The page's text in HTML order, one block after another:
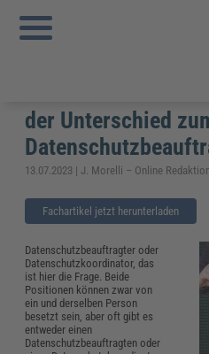
Sie sind hier:
Datenschutzkoordinator im Unternehmen
Unterschied zum Datenschutzbeauftragten
Unternehmen –
der Unterschied
13.07.2023 | J. Morelli – Online
Fachartikel jetzt herunterladen
Datenschutzbeauftragter oder
Datenschutzkoordinator, das
ist hier die Frage. Beide
Positionen können zwar von
ein und derselben Person
besetzt sein, aber oft gibt es
entweder einen
Datenschutzbeauftragten oder